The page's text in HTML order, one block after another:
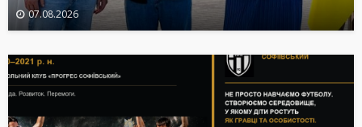
07.08.2026